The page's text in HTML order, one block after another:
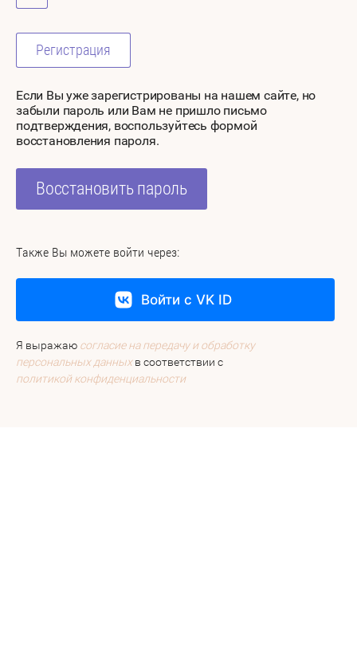
Регистрация
Если Вы уже зарегистрированы на нашем сайте, но
забыли пароль или Вам не пришло письмо
подтверждения, воспользуйтесь формой
восстановления пароля.
Восстановить пароль
Также Вы можете войти через:
Войти с VK ID
Я выражаю согласие на передачу и обработку
персональных данныхв соответствии с
политикой конфиденциальности